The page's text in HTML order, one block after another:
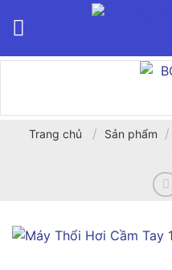
Trang chủ / Sản phẩm /